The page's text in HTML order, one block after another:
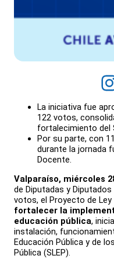
La iniciativa fue
122 votos,
fortalecimiento del
Por su parte, con
durante la jornada
Docente.
Valparaíso, miércoles
de Diputadas y
votos, el Proyecto de
fortalecer la
educación pública,
instalación,
Educación Pública y de
Pública (SLEP).